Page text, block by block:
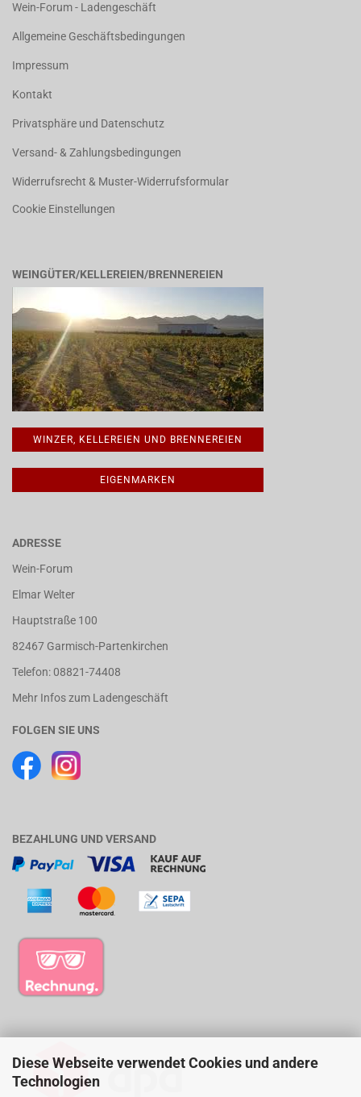
Diese Webseite verwendet Cookies und andere
Technologien
Wein-Forum - Ladengeschäft
Allgemeine Geschäftsbedingungen
Impressum
Kontakt
Privatsphäre und Datenschutz
Versand- & Zahlungsbedingungen
Widerrufsrecht & Muster-Widerrufsformular
Cookie Einstellungen
WEINGÜTER/KELLEREIEN/BRENNEREIEN
WINZER, KELLEREIEN UND BRENNEREIEN
EIGENMARKEN
ADRESSE
Wein-Forum
Elmar Welter
Hauptstraße 100
82467 Garmisch-Partenkirchen
Telefon: 08821-74408
Mehr Infos zum Ladengeschäft
FOLGEN SIE UNS
BEZAHLUNG UND VERSAND